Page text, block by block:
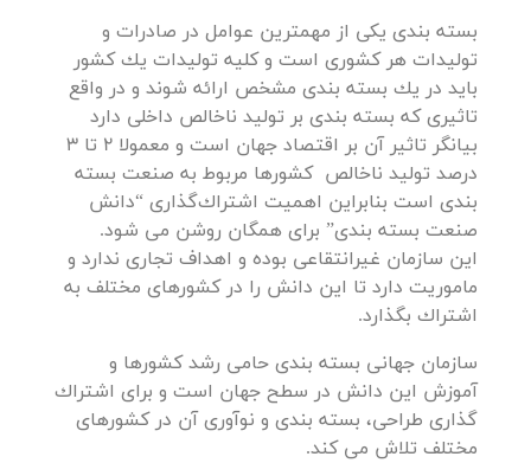
بسته بندی یكی از مهمترین عوامل در صادرات و
تولیدات هر كشوری است و کلیه تولیدات یك كشور
باید در یك بسته بندی مشخص ارائه شوند و در واقع
تاثیری كه بسته بندی بر تولید ناخالص داخلی دارد
بیانگر تاثیر آن بر اقتصاد جهان است و معمولا 2 تا 3
درصد تولید ناخالص كشورها مربوط به صنعت بسته
بندی است بنابراین اهمیت اشتراك‌گذاری “دانش
صنعت بسته بندی” برای همگان روشن می شود.
این سازمان غیرانتقاعی بوده و اهداف تجاری ندارد و
ماموریت دارد تا این دانش را در كشورهای مختلف به
اشتراك بگذارد.
سازمان جهانی بسته بندی حامی رشد كشورها و
آموزش این دانش در سطح جهان است و برای اشتراك
گذاری طراحی، بسته بندی و نوآوری آن در كشورهای
مختلف تلاش می كند.